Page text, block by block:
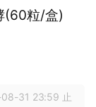
(60粒/盒)
31 23:59 止